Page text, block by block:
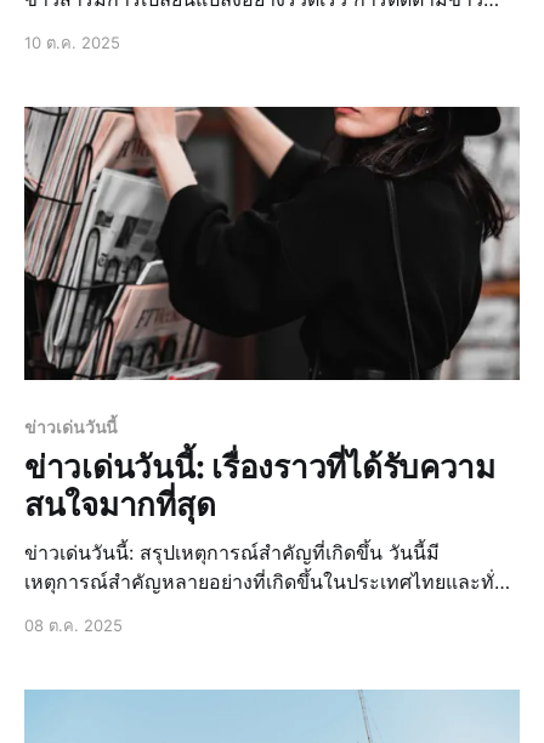
10 ต.ค. 2025
ข่าวเด่นวันนี้
ข่าวเด่นวันนี้: เรื่องราวที่ได้รับความ
สนใจมากที่สุด
ข่าวเด่นวันนี้: สรุปเหตุการณ์สำคัญที่เกิดขึ้น วันนี้มี
เหตุการณ์สำคัญหลายอย่างที่เกิดขึ้นในประเทศไทยและทั่ว
เป็นข่าวล่าสุดเกี่ยวกับการเมือง ข่าวด่วนเกี่ยวกับเหตุการณ์
08 ต.ค. 2025